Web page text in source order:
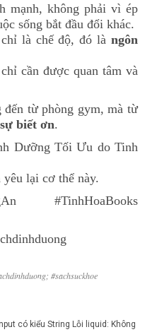
mạnh, không phải vì ép
sống bắt đầu đổi khác.
là chế độ, đó là ngôn
cần được quan tâm và
từ phòng gym, mà từ
biết ơn.
Dưỡng Tối Ưu do Tinh
lại cơ thể này.
#TinhHoaBooks
#sachsuckhoe
có kiểu String Lỗi liquid: Không